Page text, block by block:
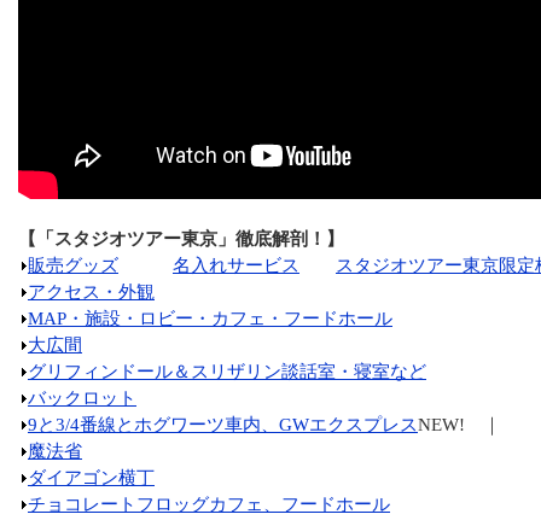
【「スタジオツアー東京」徹底解剖！】
販売グッズ
名入れサービス
スタジオツアー東京限
アクセス・外観
MAP・施設・ロビー・カフェ・フードホール
大広間
グリフィンドール＆スリザリン談話室・寝室など
バックロット
9と3/4番線とホグワーツ車内、GWエクスプレスNEW! ｜
魔法省
ダイアゴン横丁
チョコレートフロッグカフェ、フードホール